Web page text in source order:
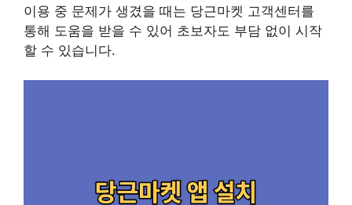
이용 중 문제가 생겼을 때는 당근마켓 고객센터를
통해 도움을 받을 수 있어 초보자도 부담 없이 시작
할 수 있습니다.